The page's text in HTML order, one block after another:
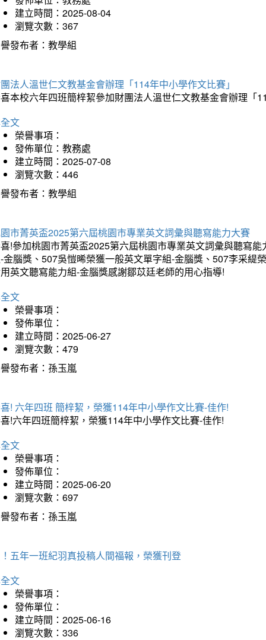
建立時間：2025-08-04
瀏覽次數：367
發布者：教學組
法人溫世仁文教基金會辦理「114年中小學作文比賽」
本校六年四班簡梓絜參加財團法人溫世仁文教基金會辦理「
文
榮譽事項：
發佈單位：教務處
建立時間：2025-07-08
瀏覽次數：446
發布者：教學組
市菁英盃2025第六屆桃園市專業英文詞彙與聽寫能力大賽
!參加桃園市菁英盃2025第六屆桃園市專業英文詞彙與聽寫
金腦獎、507吳愷晞榮獲一般英文單字組-金腦獎、507李采緹
英文聽寫能力組-金腦獎感謝鄒苡廷老師的用心指導!
文
榮譽事項：
發佈單位：
建立時間：2025-06-27
瀏覽次數：479
發布者：孫玉嵐
! 六年四班 簡梓絜，榮獲114年中小學作文比賽-佳作!
!六年四班簡梓絜，榮獲114年中小學作文比賽-佳作!
文
榮譽事項：
發佈單位：
建立時間：2025-06-20
瀏覽次數：697
發布者：孫玉嵐
五年一班紀羽真投稿人間福報，榮獲刊登
文
榮譽事項：
發佈單位：
建立時間：2025-06-16
瀏覽次數：336